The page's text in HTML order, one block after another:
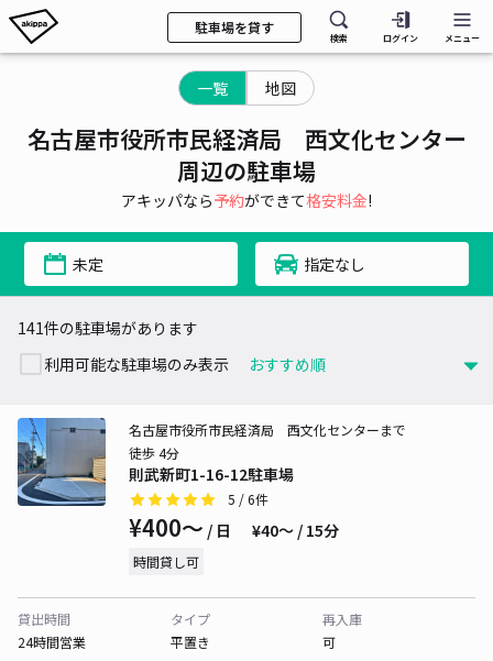
駐車場を貸す
検索 ログイン メニュー
一覧 地図
名古屋市役所市民経済局 西文化センター
周辺の駐車場
アキッパなら予約ができて格安料金!
未定 指定なし
141件の駐車場があります
利用可能な駐車場のみ表示
則武新町1-16-12駐車場
名古屋市役所市民経済局 西文化センターまで
徒歩 4分
5 / 6件
¥400〜 / 日 ¥40〜 / 15分
時間貸し可
貸出時間
24時間営業
タイプ
平置き
再入庫
可